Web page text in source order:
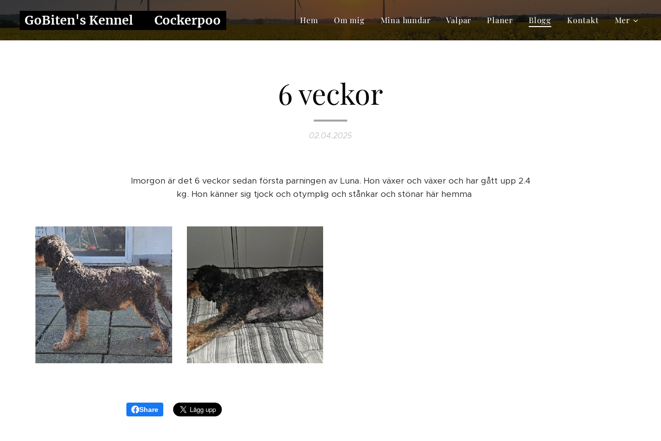
GoBiten's Kennel ❤️ Cockerpoo Hem Om mig Mina hundar Valpar Planer Blogg Kontakt Mer
6 veckor
02.04.2025
Imorgon är det 6 veckor sedan första parningen av Luna. Hon växer och växer och har gått upp 2.4
kg. Hon känner sig tjock och otymplig och stånkar och stönar här hemma ❤️
Share